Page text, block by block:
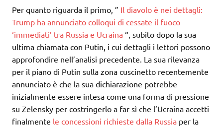
Per quanto riguarda il primo, ” Il diavolo è nei dettagli:
Trump ha annunciato colloqui di cessate il fuoco
‘immediati’ tra Russia e Ucraina “, subito dopo la sua
ultima chiamata con Putin, i cui dettagli i lettori possono
approfondire nell’analisi precedente. La sua rilevanza
per il piano di Putin sulla zona cuscinetto recentemente
annunciato è che la sua dichiarazione potrebbe
inizialmente essere intesa come una forma di pressione
su Zelensky per costringerlo a far sì che l’Ucraina accetti
finalmente le concessioni richieste dalla Russia per la